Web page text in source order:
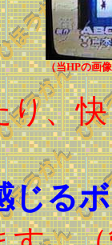
（当HPの画
り、
じる